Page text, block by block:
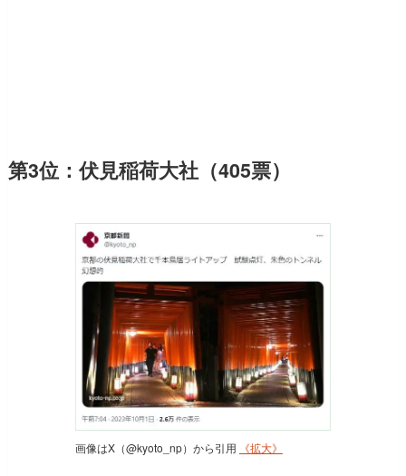
第3位：伏見稲荷大社（405票）
画像はX（@kyoto_np）から引用 《拡大》